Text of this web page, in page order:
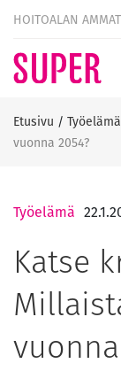
HOITOALAN
Etusivu / Työelämä
vuonna 2054?
Työelämä
Katse